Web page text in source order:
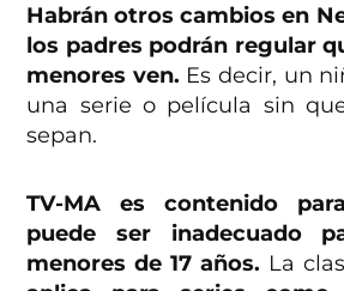
Habrán otros cambios en
los padres podrán regular
menores ven. Es decir, un
una serie o película sin
sepan.
TV-MA es contenido
puede ser inadecuado
menores de 17 años. La